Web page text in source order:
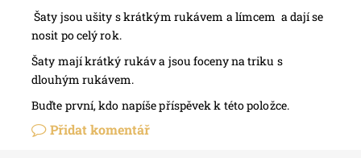
Šaty jsou ušity s krátkým rukávem a límcem a dají se
nosit po celý rok.
Šaty mají krátký rukáv a jsou foceny na triku s
dlouhým rukávem.
Buďte první, kdo napíše příspěvek k této položce.
Přidat komentář